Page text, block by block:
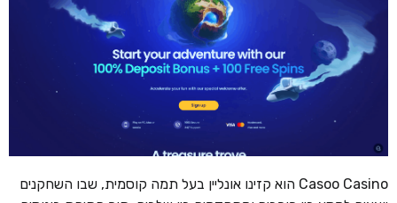
Casoo Casino הוא קזינו אונליין בעל תמה קוסמית, שבו השחקנים